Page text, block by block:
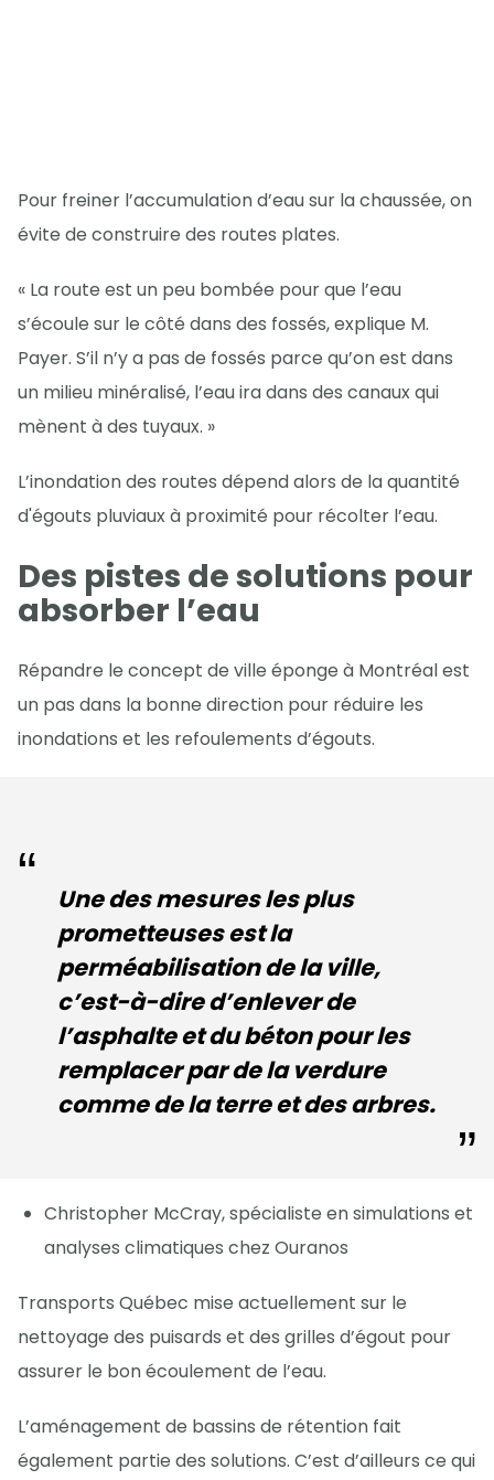
Pour freiner l’accumulation d’eau sur la chaussée, on
évite de construire des routes plates.
« La route est un peu bombée pour que l’eau
s’écoule sur le côté dans des fossés, explique M.
Payer. S’il n’y a pas de fossés parce qu’on est dans
un milieu minéralisé, l’eau ira dans des canaux qui
mènent à des tuyaux. »
L’inondation des routes dépend alors de la quantité
d'égouts pluviaux à proximité pour récolter l’eau.
Des pistes de solutions pour
absorber l’eau
Répandre le concept de ville éponge à Montréal est
un pas dans la bonne direction pour réduire les
inondations et les refoulements d’égouts.
Une des mesures les plus
prometteuses est la
perméabilisation de la ville,
c’est-à-dire d’enlever de
l’asphalte et du béton pour les
remplacer par de la verdure
comme de la terre et des arbres.
Christopher McCray, spécialiste en simulations et
analyses climatiques chez Ouranos
Transports Québec mise actuellement sur le
nettoyage des puisards et des grilles d’égout pour
assurer le bon écoulement de l’eau.
L’aménagement de bassins de rétention fait
également partie des solutions. C’est d’ailleurs ce qui